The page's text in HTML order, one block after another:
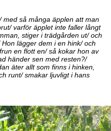
så många äpplen att man
varför äpplet inte faller långt
stiger i trädgården ut/ och
lägger dem i en hink/ och
en flott en/ så kokar hon av
händer sen med resten?/
äter allt som finns i hinken,
runt/ smakar ljuvligt i hans